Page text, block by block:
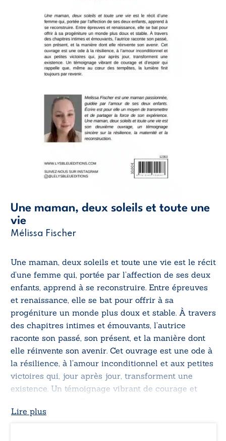
Une maman, deux soleils et toute une
vie
Mélissa Fischer
Une maman, deux soleils et toute une vie est le récit
d’une femme qui, portée par l’affection de ses deux
enfants, apprend à se reconstruire. Entre épreuves
et renaissance, elle se bat pour offrir à sa
progéniture un monde plus doux et stable. À travers
des chapitres intimes et émouvants, l’autrice
raconte son passé, son présent, et la manière dont
elle réinvente son avenir. Cet ouvrage est une ode à
la résilience, à l’amour inconditionnel et aux petites
victoires qui, jour après jour, transforment une
existence. Un témoignage vibrant de courage et
tempêtes, la lumière finit toujours par revenir.
Lire plus